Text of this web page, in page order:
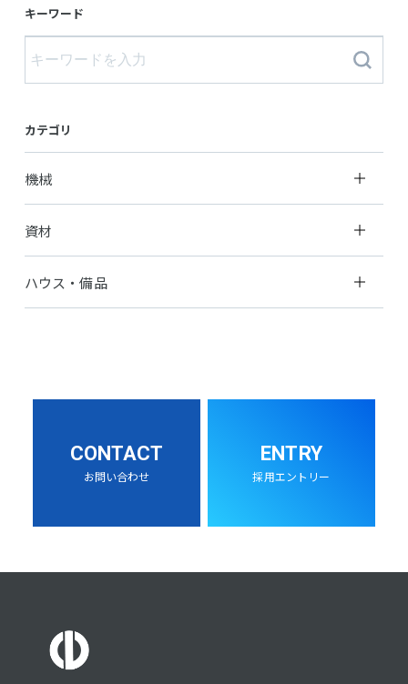
キーワード
カテゴリ
機械
資材
ハウス・備品
CONTACT
お問い合わせ
ENTRY
採用エントリー